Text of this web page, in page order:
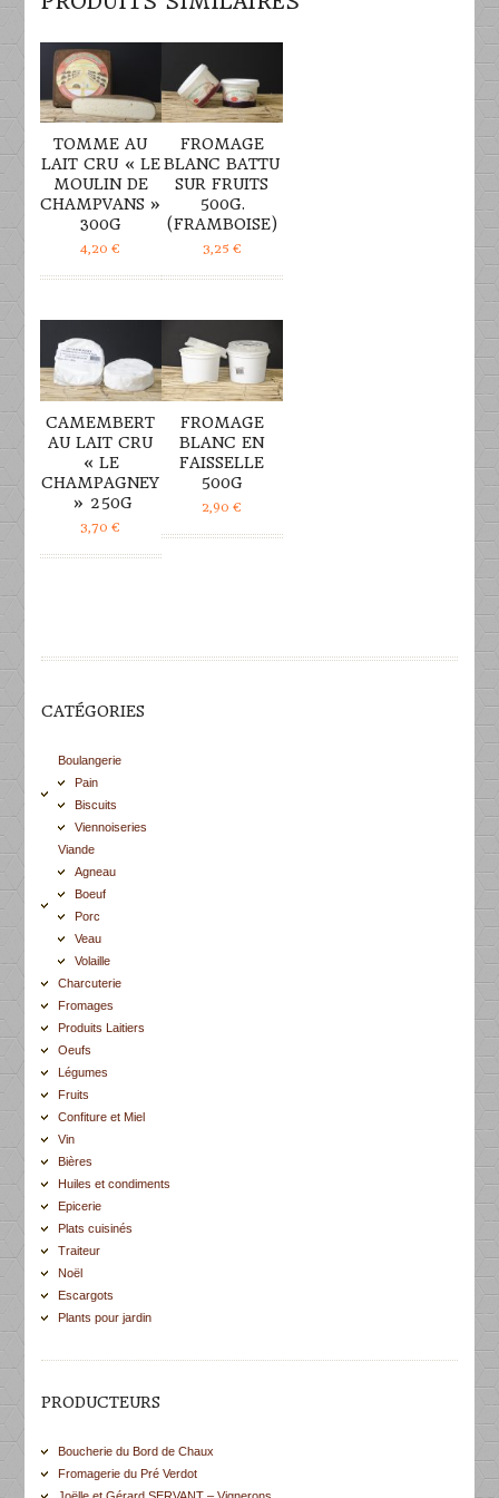
TOMME AU
LAIT CRU « LE
MOULIN DE
CHAMPVANS »
300G
4,20€
FROMAGE
BLANC BATTU
SUR FRUITS
500G.
(FRAMBOISE)
3,25 €
CAMEMBERT
AU LAIT CRU
« LE
CHAMPAGNEY
» 250G
3,70€
FROMAGE
BLANC EN
FAISSELLE
500G
2,90€
CATÉGORIES
Boulangerie
Pain
Biscuits
Viennoiseries
Viande
Agneau
Boeuf
Porc
Veau
Volaille
Charcuterie
Fromages
Produits Laitiers
Oeufs
Légumes
Fruits
Confiture et Miel
Vin
Bières
Huiles et condiments
Epicerie
Plats cuisinés
Traiteur
Noël
Escargots
Plants pour jardin
PRODUCTEURS
Boucherie du Bord de Chaux
Fromagerie du Pré Verdot